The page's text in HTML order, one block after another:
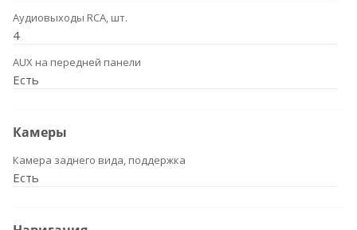
Аудиовыходы RCA, шт.
4
AUX на передней панели
Есть
Камеры
Камера заднего вида, поддержка
Есть